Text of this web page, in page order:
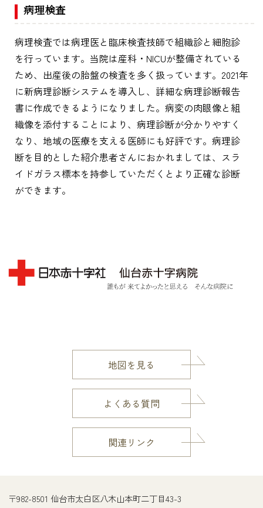
病理検査
病理検査では病理医と臨床検査技師で組織診と細胞診
を行っています。当院は産科・NICUが整備されている
ため、出産後の胎盤の検査を多く扱っています。2021年
に新病理診断システムを導入し、詳細な病理診断報告
書に作成できるようになりました。病変の肉眼像と組
織像を添付することにより、病理診断が分かりやすく
なり、地域の医療を支える医師にも好評です。病理診
断を目的とした紹介患者さんにおかれましては、スラ
イドガラス標本を持参していただくとより正確な診断
ができます。
地図を見る
よくある質問
関連リンク
〒982-8501 仙台市太白区八木山本町二丁目43-3